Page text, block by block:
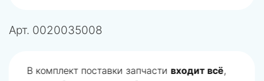
Арт. 0020035008
В комплект поставки запчастивходит всё,